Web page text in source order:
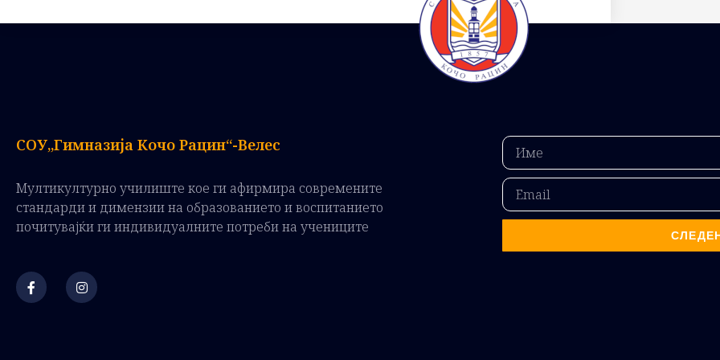
СОУ„Гимназија Кочо Рацин“-Велес
Мултикултурно училиште кое ги афирмира современите
стандарди и димензии на образованието и воспитанието
почитувајќи ги индивидуалните потреби на учениците